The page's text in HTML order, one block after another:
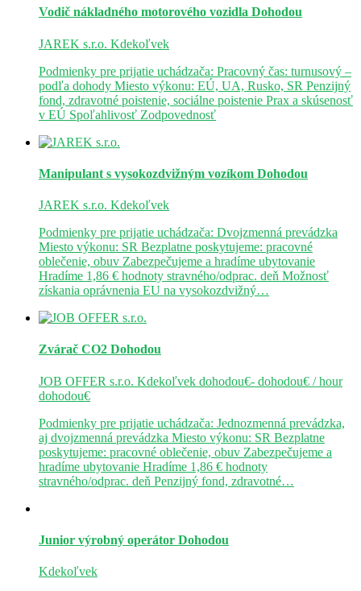
Vodič nákladného motorového vozidla Dohodou
JAREK s.r.o. Kdekoľvek
Podmienky pre prijatie uchádzača: Pracovný čas: turnusový –
podľa dohody Miesto výkonu: EÚ, UA, Rusko, SR Penzijný
fond, zdravotné poistenie, sociálne poistenie Prax a skúsenosť
v EÚ Spoľahlivosť Zodpovednosť
Manipulant s vysokozdvižným vozíkom Dohodou
JAREK s.r.o. Kdekoľvek
Podmienky pre prijatie uchádzača: Dvojzmenná prevádzka
Miesto výkonu: SR Bezplatne poskytujeme: pracovné
oblečenie, obuv Zabezpečujeme a hradíme ubytovanie
Hradíme 1,86 € hodnoty stravného/odprac. deň Možnosť
získania oprávnenia EU na vysokozdvižný…
Zvárač CO2 Dohodou
JOB OFFER s.r.o. Kdekoľvek dohodou€- dohodou€ / hour
dohodou€
Podmienky pre prijatie uchádzača: Jednozmenná prevádzka,
aj dvojzmenná prevádzka Miesto výkonu: SR Bezplatne
poskytujeme: pracovné oblečenie, obuv Zabezpečujeme a
hradíme ubytovanie Hradíme 1,86 € hodnoty
stravného/odprac. deň Penzijný fond, zdravotné…
Junior výrobný operátor Dohodou
Kdekoľvek